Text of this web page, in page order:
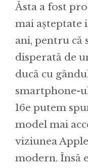
Ăsta a fost
mai
ani, pentru că
disperată de
ducă cu
smartphone-
16e putem
model mai
viziunea
modern. Însă